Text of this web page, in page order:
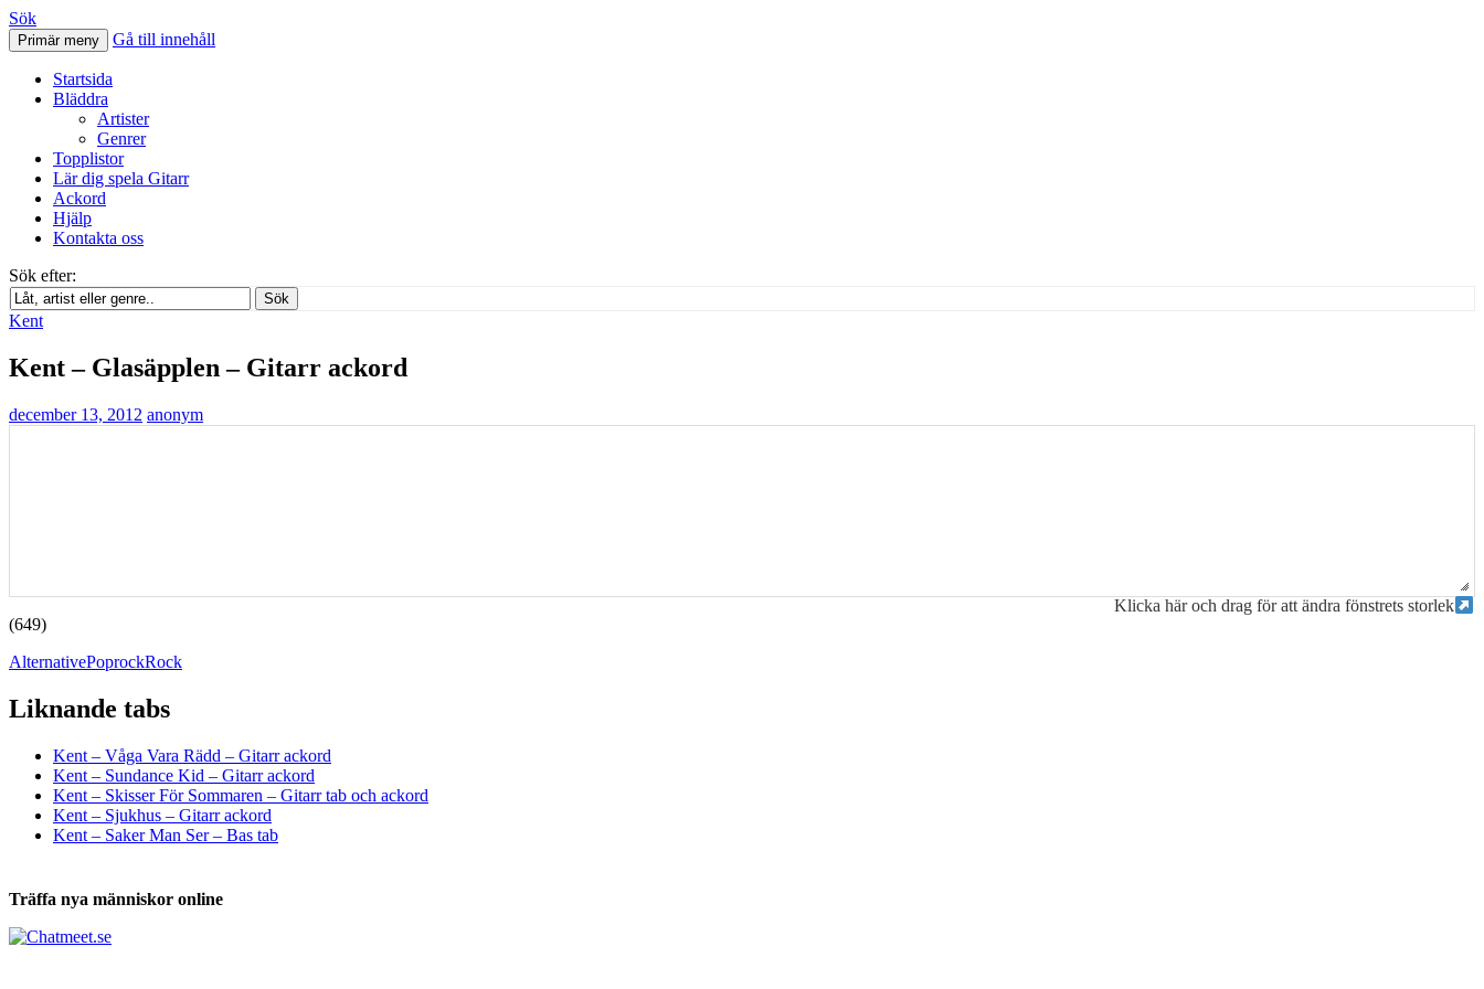
Svenskatabs.se
Sök
Primär meny Gå till innehåll
Startsida
Bläddra
Artister
Genrer
Topplistor
Lär dig spela Gitarr
Ackord
Hjälp
Kontakta oss
Sök efter:
Sök
Kent
Kent – Glasäpplen – Gitarr ackord
december 13, 2012 anonym
Klicka här och drag för att ändra fönstrets storlek
(649)
AlternativePoprockRock
Liknande tabs
Kent – Våga Vara Rädd – Gitarr ackord
Kent – Sundance Kid – Gitarr ackord
Kent – Skisser För Sommaren – Gitarr tab och ackord
Kent – Sjukhus – Gitarr ackord
Kent – Saker Man Ser – Bas tab
Träffa nya människor online